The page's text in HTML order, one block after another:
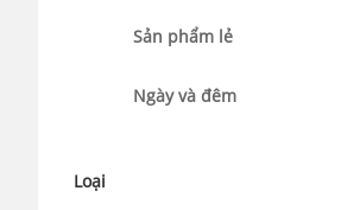
Sản phẩm lẻ
Ngày và đêm
Loại